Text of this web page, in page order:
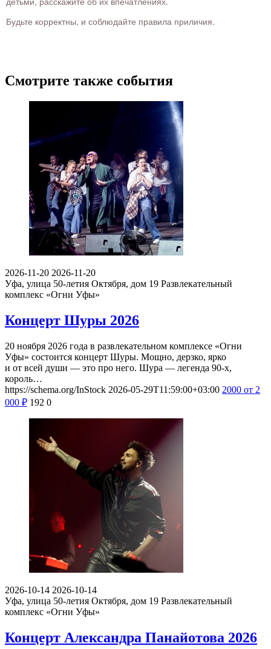
Будьте корректны, и соблюдайте правила приличия.
Смотрите также события
2026-11-20 2026-11-20
Уфа, улица 50-летия Октября, дом 19 Развлекательный
комплекс «Огни Уфы»
Концерт Шуры 2026
20 ноября 2026 года в развлекательном комплексе «Огни
Уфы» состоится концерт Шуры. Мощно, дерзко, ярко
и от всей души — это про него. Шура — легенда 90-х,
король…
https://schema.org/InStock 2026-05-29T11:59:00+03:00 2000 от 2
000 ₽ 192 0
2026-10-14 2026-10-14
Уфа, улица 50-летия Октября, дом 19 Развлекательный
комплекс «Огни Уфы»
Концерт Александра Панайотова 2026